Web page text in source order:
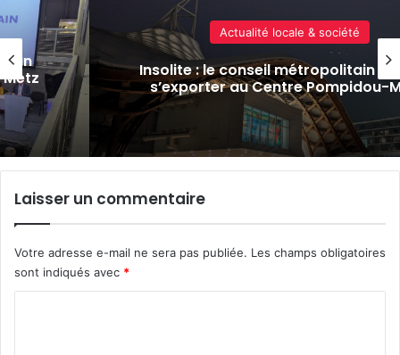
un
Actualité locale & société
Insolite : le conseil métropolitain
s’exporter au Centre Pompidou-
Laisser un commentaire
Votre adresse e-mail ne sera pas publiée. Les champs obligatoires
sont indiqués avec *